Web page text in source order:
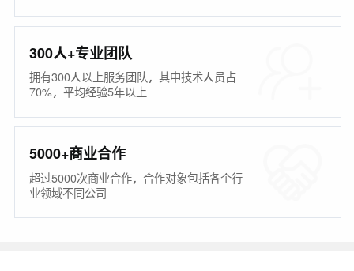
300人+专业团队
拥有300人以上服务团队，其中技术人员占
70%，平均经验5年以上
5000+商业合作
超过5000次商业合作，合作对象包括各个行
业领域不同公司